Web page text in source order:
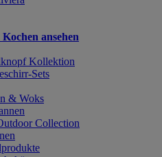
ansehen
Kollektion
Sets
& Woks
Collection